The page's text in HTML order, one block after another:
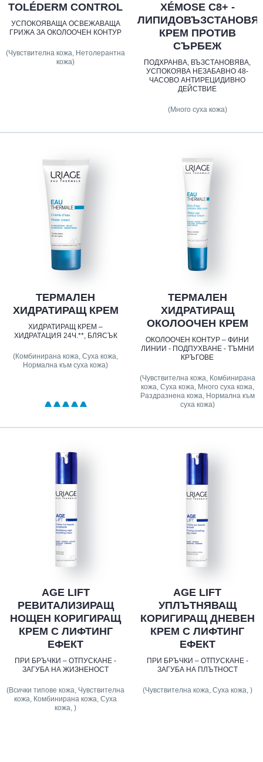
TOLÉDERM CONTROL
УСПОКОЯВАЩА ОСВЕЖАВАЩА
ГРИЖА ЗА ОКОЛООЧЕН КОНТУР
(Чувствителна кожа, Нетолерантна
кожа)
XÉMOSE C8+ -
КРЕМ ПРОТИВ
СЪРБЕЖ
ПОДХРАНВА, ВЪЗСТАНОВЯВА,
УСПОКОЯВА НЕЗАБАВНО 48-
ЧАСОВО АНТИРЕЦИДИВНО
ДЕЙСТВИЕ
(Много суха кожа)
ТЕРМАЛЕН
ХИДРАТИРАЩ КРЕМ
ХИДРАТИРАЩ КРЕМ –
ХИДРАТАЦИЯ 24Ч.**, БЛЯСЪК
(Комбинирана кожа, Суха кожа,
Нормална към суха кожа)
ТЕРМАЛЕН
ХИДРАТИРАЩ
ОКОЛООЧЕН КРЕМ
ОКОЛООЧЕН КОНТУР – ФИНИ
ЛИНИИ - ПОДПУХВАНЕ - ТЪМНИ
КРЪГОВЕ
(Чувствителна кожа, Комбинирана
кожа, Суха кожа, Много суха кожа,
Раздразнена кожа, Нормална към
суха кожа)
AGE LIFT
РЕВИТАЛИЗИРАЩ
НОЩЕН КОРИГИРАЩ
КРЕМ С ЛИФТИНГ
ЕФЕКТ
ПРИ БРЪЧКИ – ОТПУСКАНЕ -
ЗАГУБА НА ЖИЗНЕНОСТ
(Всички типове кожа, Чувствителна
кожа, Комбинирана кожа, Суха
кожа, )
AGE LIFT
УПЛЪТНЯВАЩ
КОРИГИРАЩ ДНЕВЕН
КРЕМ С ЛИФТИНГ
ЕФЕКТ
ПРИ БРЪЧКИ – ОТПУСКАНЕ -
ЗАГУБА НА ПЛЪТНОСТ
(Чувствителна кожа, Суха кожа, )